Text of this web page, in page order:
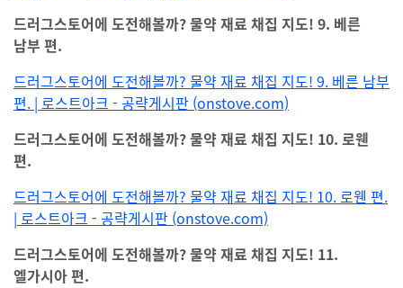
드러그스토어에 도전해볼까? 물약 재료 채집 지도! 9. 베른
남부 편.
드러그스토어에 도전해볼까? 물약 재료 채집 지도! 9. 베른 남부
편. | 로스트아크 - 공략게시판 (onstove.com)
드러그스토어에 도전해볼까? 물약 재료 채집 지도! 10. 로웬
편.
드러그스토어에 도전해볼까? 물약 재료 채집 지도! 10. 로웬 편.
| 로스트아크 - 공략게시판 (onstove.com)
드러그스토어에 도전해볼까? 물약 재료 채집 지도! 11.
엘가시아 편.